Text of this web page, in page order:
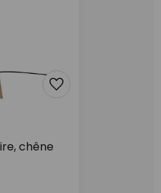
chêne